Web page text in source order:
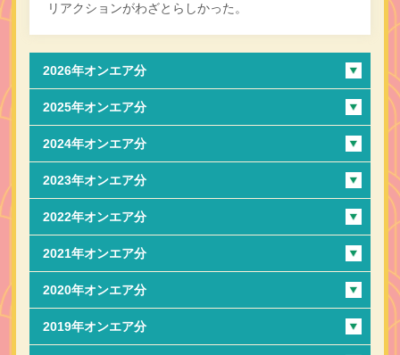
リアクションがわざとらしかった。
2026年オンエア分
2025年オンエア分
2024年オンエア分
2023年オンエア分
2022年オンエア分
2021年オンエア分
2020年オンエア分
2019年オンエア分